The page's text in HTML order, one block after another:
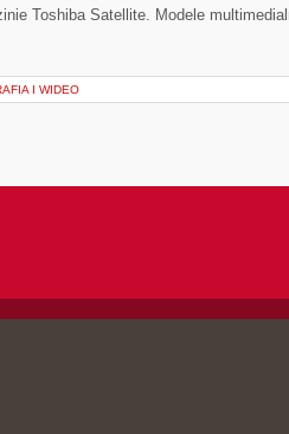
Toshiba Satellite. Modele
I WIDEO